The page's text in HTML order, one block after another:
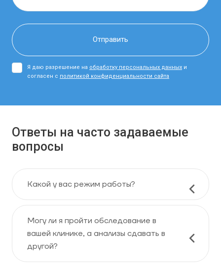
Я даю разрешение на обработку персональных данных и
согласен с политикой конфиденциальности сайта
Ответы на часто задаваемые
вопросы
Какой у вас режим работы?
Могу ли я пройти обследование в
вашей клинике, а анализы сдавать в
другой?